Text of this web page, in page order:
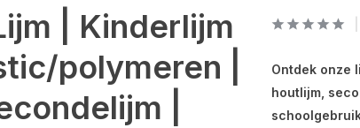
| Kinderlijm
polymeren |
|
Ontdek onze
houtlijm,